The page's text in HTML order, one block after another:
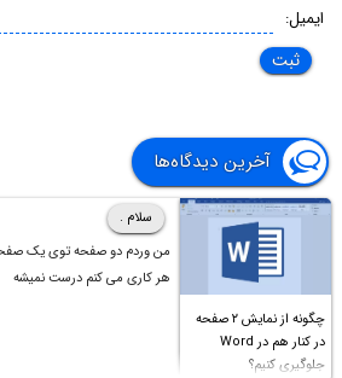
ایمیل:
آخرین دیدگاه‌ها
چگونه از نمایش ۲ صفحه
در کنار هم در Word
جلوگیری کنیم؟
سلام .
من وردم دو صفحه توی یک
هر کاری می کنم درست نمیشه